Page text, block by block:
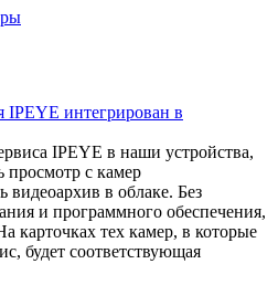
IPEYE интегрирован в
IPEYE в наши устройства,
просмотр с камер
видеоархив в облаке. Без
и программного обеспечения,
карточках тех камер, в которые
будет соответствующая